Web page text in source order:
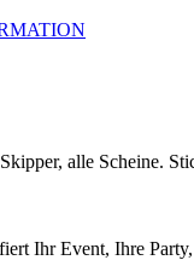
alle Scheine.
Ihr Event, Ihre